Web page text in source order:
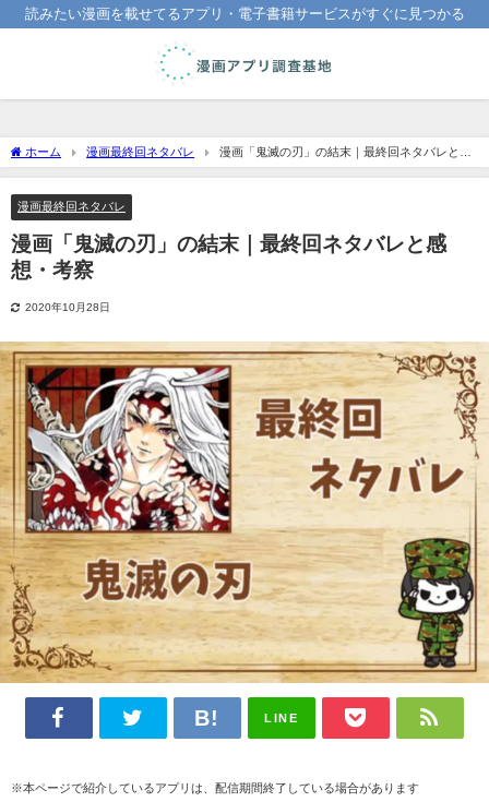
読みたい漫画を載せてるアプリ・電子書籍サービスがすぐに見つかる
ホーム 漫画最終回ネタバレ
漫画「鬼滅の刃」の結末｜最終回ネタバレと感
想・考察
漫画最終回ネタバレ
漫画「鬼滅の刃」の結末｜最終回ネタバレと感
想・考察
2020年10月28日
LINE
※本ページで紹介しているアプリは、配信期間終了している場合があります